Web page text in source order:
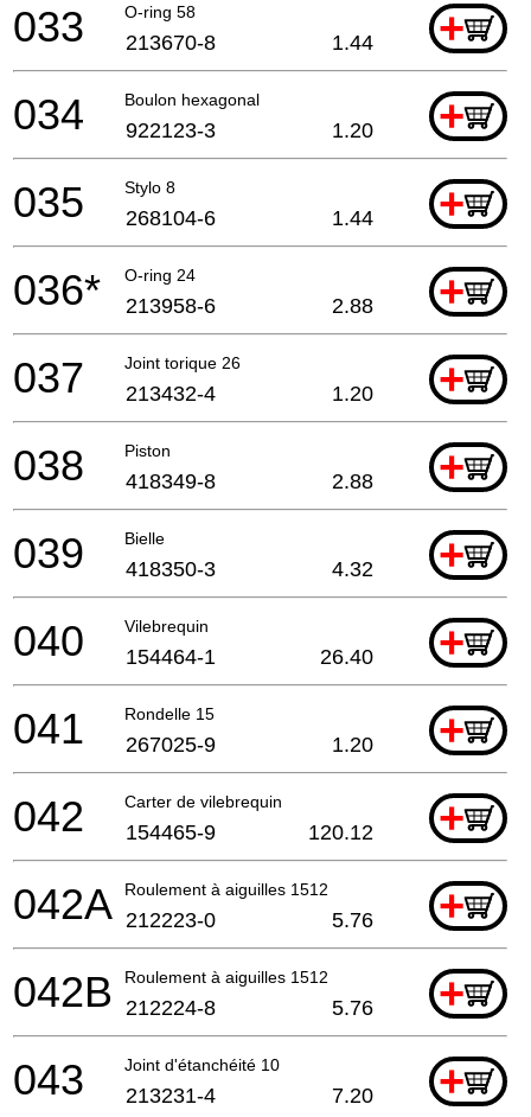
O-ring 58 +
033 213670-8 1.44
Boulon hexagonal +
034 922123-3 1.20
Stylo 8 +
035 268104-6 1.44
O-ring 24 +
036* 213958-6 2.88
Joint torique 26 +
037 213432-4 1.20
Piston +
038 418349-8 2.88
Bielle +
039 418350-3 4.32
Vilebrequin +
040 154464-1 26.40
Rondelle 15 +
041 267025-9 1.20
Carter de vilebrequin +
042 154465-9 120.12
Roulement à aiguilles 1512 +
042A 212223-0 5.76
Roulement à aiguilles 1512 +
042B 212224-8 5.76
Joint d'étanchéité 10 +
043 213231-4 7.20